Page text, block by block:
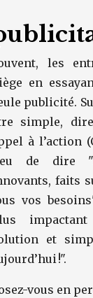
les
en
publicité.
simple,
à l’action
de dire
faits
vos
et
!".
vous en